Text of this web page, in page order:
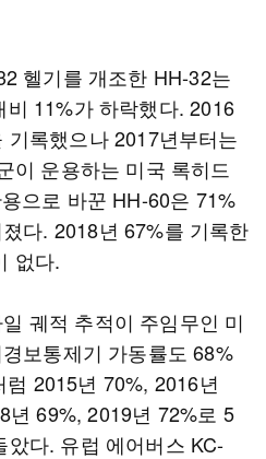
헬기를 개조한 HH-32는
11%가 하락했다. 2016
록했으나 2017년부터는
이 운용하는 미국 록히드
으로 바꾼 HH-60은 71%
다. 2018년 67%를 기록한
없다.
궤적 추적이 주임무인 미
보통제기 가동률도 68%
2015년 70%, 2016년
년 69%, 2019년 72%로 5
다. 유럽 에어버스 KC-